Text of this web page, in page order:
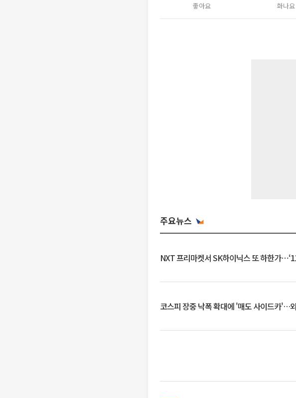
좋아요 화나요
주요뉴스
NXT 프리마켓서 SK하이닉스 또 하한가
코스피 장중 낙폭 확대에 '매도 사이드카'…